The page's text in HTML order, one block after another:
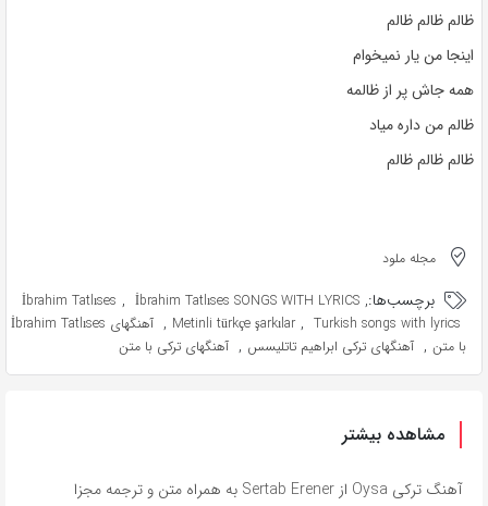
ظالم ظالم ظالم
اینجا من یار نمیخوام
همه جاش پر از ظالمه
ظالم من داره میاد
ظالم ظالم ظالم
مجله ملود
برچسب‌ها: İbrahim Tatlıses , İbrahim Tatlıses SONGS WITH LYRICS ,
Metinli türkçe şarkılar , Turkish songs with lyrics
,
آهنگهای İbrahim Tatlıses
با متن , آهنگهای ترکی ابراهیم تاتلیسس , آهنگهای ترکی با متن
مشاهده بیشتر
آهنگ ترکی Oysa از Sertab Erener به همراه متن و ترجمه مجزا